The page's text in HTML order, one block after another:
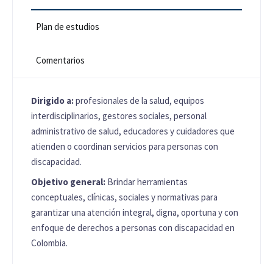
Plan de estudios
Comentarios
Dirigido a:profesionales de la salud, equipos
interdisciplinarios, gestores sociales, personal
administrativo de salud, educadores y cuidadores que
atienden o coordinan servicios para personas con
discapacidad.
Objetivo general: Brindar herramientas
conceptuales, clínicas, sociales y normativas para
garantizar una atención integral, digna, oportuna y con
enfoque de derechos a personas con discapacidad en
Colombia.